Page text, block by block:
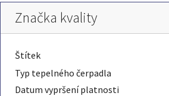
Značka kvality
Štítek
Typ tepelného čerpadla
Datum vypršení platnosti